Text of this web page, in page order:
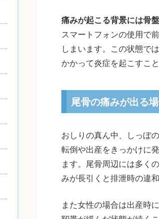
痛みが起こる背景には骨
スマートフォンの使用で
しまいます。この状態で
かかって炎症を起こすこ
尾骨の痛みが出る
おしりの真ん中、しっぽ
転倒や出産をきっかけに
ます。尾骨周辺には多く
みが長引くと排泄時の違
また女性の場合は出産時